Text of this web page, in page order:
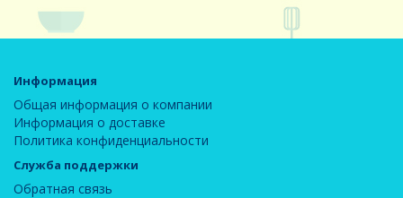
Информация
Общая информация о компании
Информация о доставке
Политика конфиденциальности
Служба поддержки
Обратная связь